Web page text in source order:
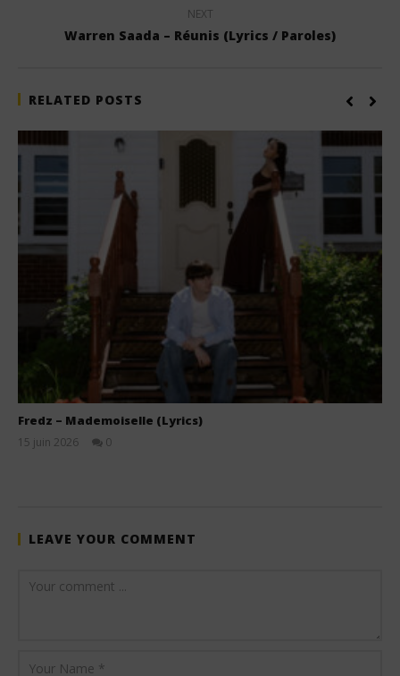
NEXT
Warren Saada – Réunis (Lyrics / Paroles)
RELATED POSTS
Fredz – Mademoiselle (Lyrics)
15 juin 2026
0
LEAVE YOUR COMMENT